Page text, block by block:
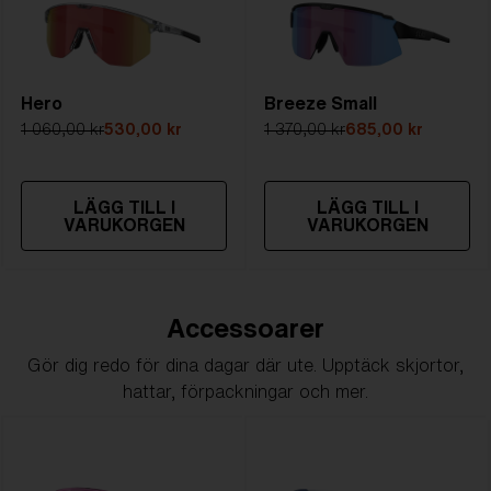
Hero
1 060,00 kr530,00 kr
LÄGG TILL I
VARUKORGEN
Breeze Small
1 370,00 kr685,00 kr
LÄGG TILL I
VARUKORGEN
Accessoarer
Gör dig redo för dina dagar där ute. Upptäck skjortor,
hattar, förpackningar och mer.